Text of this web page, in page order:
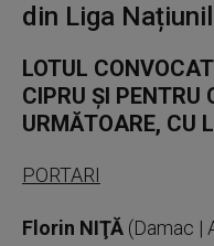
din Liga
LOTUL
CIPRU ŞI PENTRU
URMĂTOARE, CU
PORTARI
Florin NIŢĂ (Damac |